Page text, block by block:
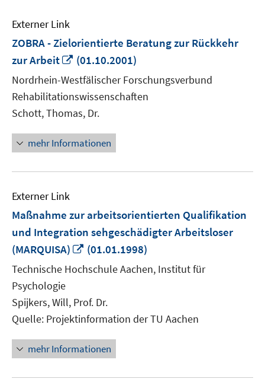
Externer Link
ZOBRA - Zielorientierte Beratung zur Rückkehr
zur Arbeit
In
neuem
Fenster
öffnen
(01.10.2001)
Nordrhein-Westfälischer Forschungsverbund
Rehabilitationswissenschaften
Schott, Thomas, Dr.
mehr Informationen
Externer Link
Maßnahme zur arbeitsorientierten Qualifikation
und Integration sehgeschädigter Arbeitsloser
(MARQUISA)
In
neuem
Fenster
(01.01.1998)
Technische Hochschule Aachen, Institut für
Psychologie
Spijkers, Will, Prof. Dr.
Quelle: Projektinformation der TU Aachen
mehr Informationen